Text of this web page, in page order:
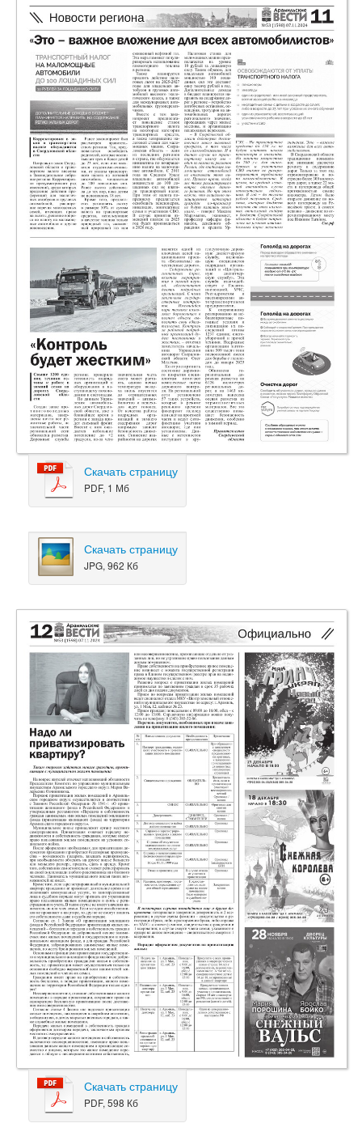
Скачать страницу
PDF, 1 Мб
Скачать страницу
JPG, 962 Кб
Скачать страницу
PDF, 598 Кб